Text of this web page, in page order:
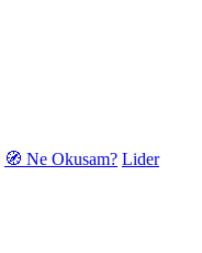
🧭 Ne Okusam? Lider